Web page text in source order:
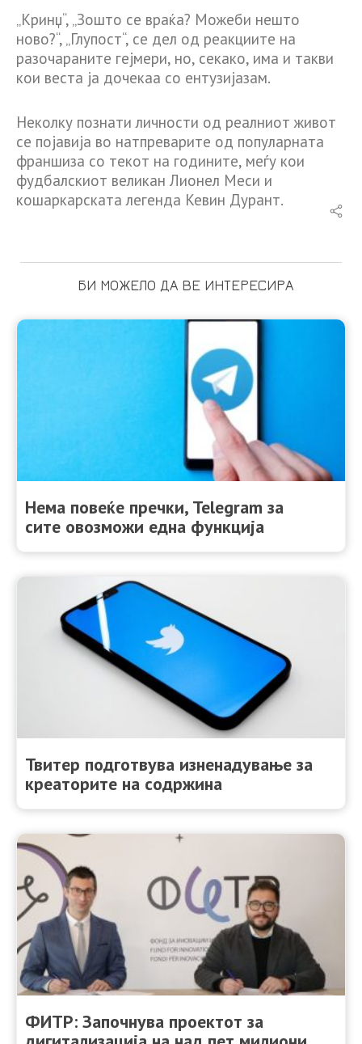
„Кринџ“, „Зошто се враќа? Можеби нешто
ново?“, „Глупост“, се дел од реакциите на
разочараните гејмери, но, секако, има и такви
кои веста ја дочекаа со ентузијазам.
Неколку познати личности од реалниот живот
се појавија во натпреварите од популарната
франшиза со текот на годините, меѓу кои
фудбалскиот великан Лионел Меси и
кошаркарската легенда Кевин Дурант.
БИ МОЖЕЛО ДА ВЕ ИНТЕРЕСИРА
Нема повеќе пречки, Telegram за
сите овозможи една функција
Твитер подготвува изненадување за
креаторите на содржина
ФИТР: Започнува проектот за